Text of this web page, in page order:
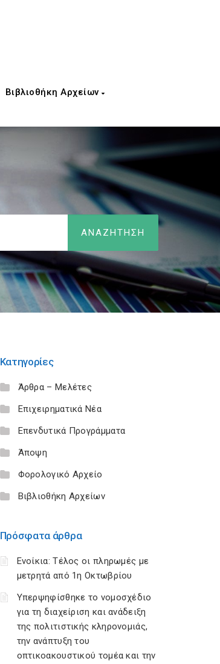
Βιβλιοθήκη Αρχείων
Κατηγορίες
Άρθρα – Μελέτες
Επιχειρηματικά Νέα
Επενδυτικά Προγράμματα
Άποψη
Φορολογικό Αρχείο
Βιβλιοθήκη Αρχείων
Πρόσφατα άρθρα
Ενοίκια: Τέλος οι πληρωμές με
μετρητά από 1η Οκτωβρίου
Υπερψηφίσθηκε το νομοσχέδιο
για τη διαχείριση και ανάδειξη
της πολιτιστικής κληρονομιάς,
την ανάπτυξη του
οπτικοακουστικού τομέα και την